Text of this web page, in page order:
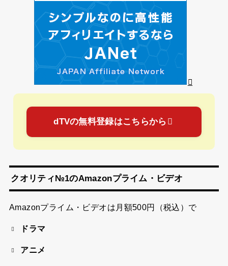
dTVの無料登録はこちらから
クオリティ№1のAmazonプライム・ビデオ
Amazonプライム・ビデオは 月額500円（税込） で
ドラマ
アニメ